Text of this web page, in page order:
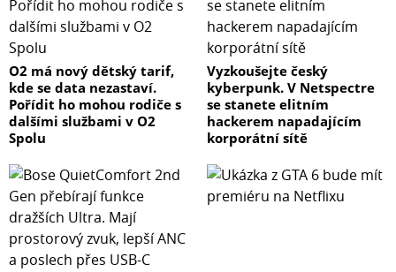
O2 má nový dětský tarif,
kde se data nezastaví.
Pořídit ho mohou rodiče s
dalšími službami v O2
Spolu
Vyzkoušejte český
kyberpunk. V Netspectre
se stanete elitním
hackerem napadajícím
korporátní sítě